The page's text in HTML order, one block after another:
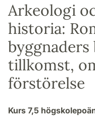
Arkeologi
historia:
tillkomst,
förstörelse
Kurs 7,5